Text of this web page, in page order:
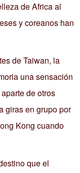
de Africa al
y coreanos han
de Taiwan, la
una sensación
de otros
giras en grupo por
Kong cuando
que el